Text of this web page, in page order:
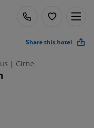
Share this hotel
| Girne